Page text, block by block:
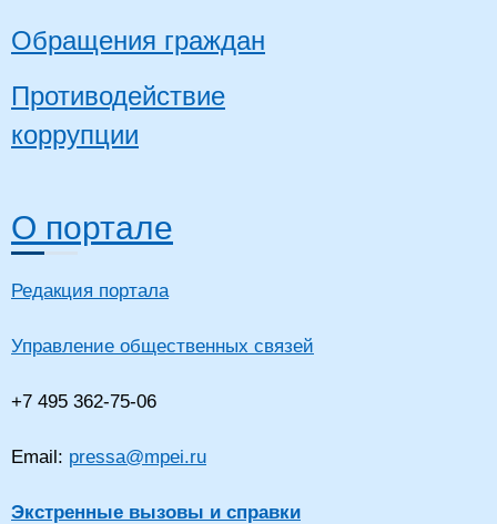
Обращения граждан
Противодействие
коррупции
О портале
Редакция портала
Управление общественных связей
+7 495 362-75-06
Email: pressa@mpei.ru
Экстренные вызовы и справки